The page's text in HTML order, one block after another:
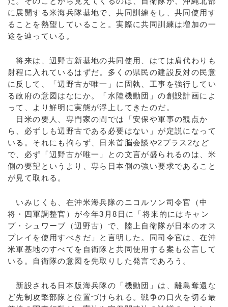
に展開する米海兵隊基地で、共同訓練をし、共同使用す
ることを熱望していること。実際に共同訓練は増加の一
途を辿っている。
将来は、辺野古新基地の共同使用、はては肩代わりも
射程に入れているはずだ。多くの県民の建設反対の民意
に反して、「辺野古が唯一」に固執、工事を強行してい
る政府の意図はなにか。「水陸機動団」の創設計画によ
って、より鮮明に実態が浮上してきたのだ。
日米の要人、専門家の間では「安保や軍事の観点か
ら、必ずしも辺野古である必要はない」が定説になって
いる。それにも拘らず、日米首脳会談や2プラス2など
で、必ず「辺野古が唯一」との文言が盛られるのは、米
側の要望というより、専ら日本側の強い要求であること
が見て取れる。
いみじくも、在沖米海兵隊のニコルソン司令官（中
将・四軍調整官）が今年3月8日に「将来的にはキャン
プ・シュワーブ（辺野古）で、陸上自衛隊が日本のオス
プレイを使用すべきだ」と言明した。同司令官は、在沖
米軍基地のすべてを自衛隊と共同使用する案も公言して
いる。自衛隊の意図を先取りした発言であろう。
新設される日本版海兵隊の「機動団」は、離島奪還な
ど先制攻撃部隊と位置づけられる。戦争の口火を切る最